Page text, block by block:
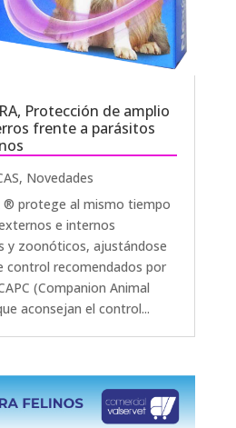
Protección de amplio
frente a parásitos
, Novedades
® protege al mismo tiempo
e internos
y zoonóticos, ajustándose
control recomendados por
(Companion Animal
aconsejan el control...